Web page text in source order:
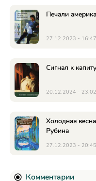
Печали
27.12.2023 - 16:47
Сигнал к
20.12.2024 - 23:02
Холодная
Рубина
27.12.2023 - 20:45
Комментарии